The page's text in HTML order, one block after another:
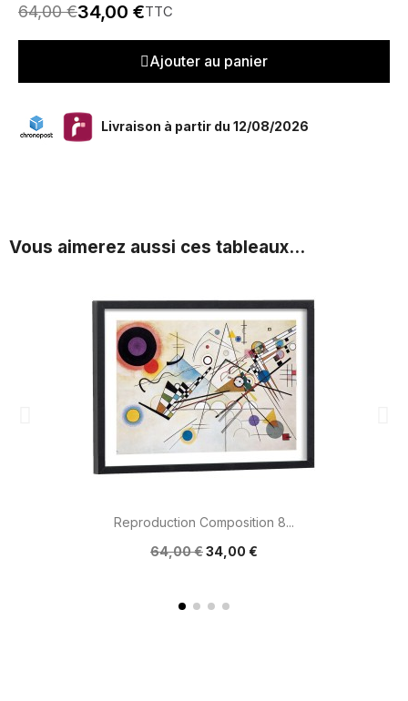
64,00 €34,00 €TTC
Ajouter au panier
Livraison à partir du 12/08/2026
Vous aimerez aussi ces tableaux...
Reproduction Composition 8...
64,00 €34,00 €